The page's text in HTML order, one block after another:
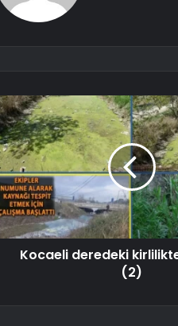
Kocaeli deredeki
(2)